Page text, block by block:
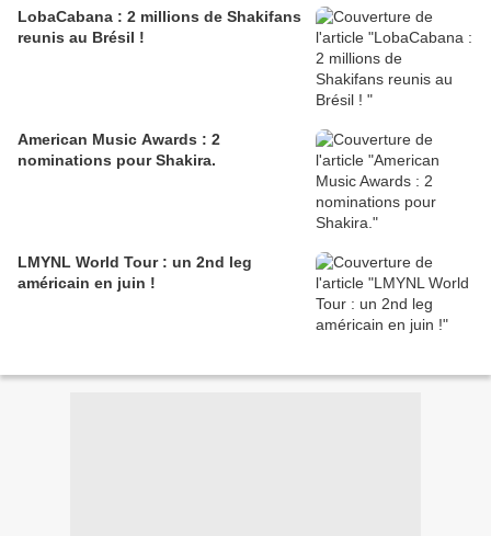
LobaCabana : 2 millions de Shakifans
reunis au Brésil !
American Music Awards : 2
nominations pour Shakira.
LMYNL World Tour : un 2nd leg
américain en juin !